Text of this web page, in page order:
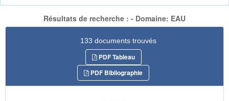
Résultats de recherche : - Domaine: EAU
133 documents trouvés
PDF Tableau
PDF Bibliographie